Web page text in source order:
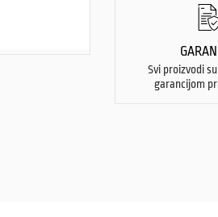
Svi proizvodi
garancijom